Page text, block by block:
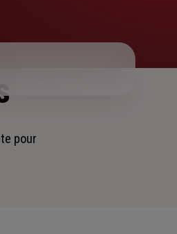
pour